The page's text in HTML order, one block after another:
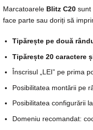
Marcatoarele Blitz C20 sunt
face parte sau doriți să
Tipărește pe două
Tipărește 20 caractere
Înscrisul „LEI” pe prima
Posibilitatea montării pe
Posibilitatea configurării
Domeniu recomandat: